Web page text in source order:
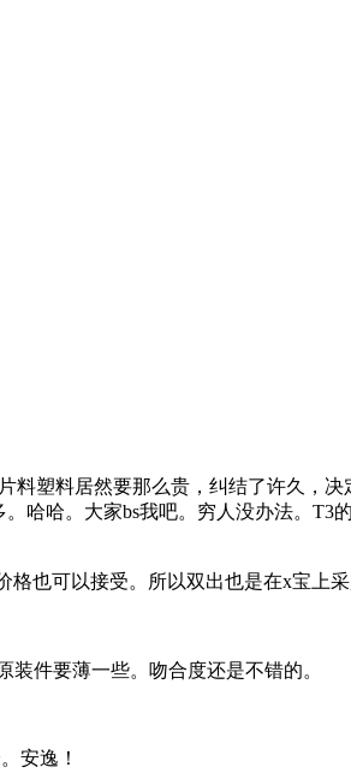
塑料居然要那么贵，纠结了许久，决
哈哈。大家bs我吧。穷人没办法。T3
也可以接受。所以双出也是在x宝上采
件要薄一些。吻合度还是不错的。
安逸！